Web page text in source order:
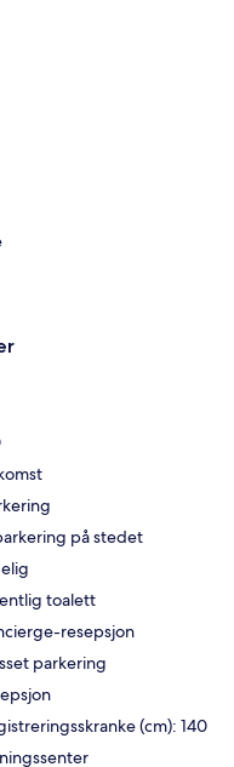
på stedet
toalett
resepsjon
parkering
(cm): 140